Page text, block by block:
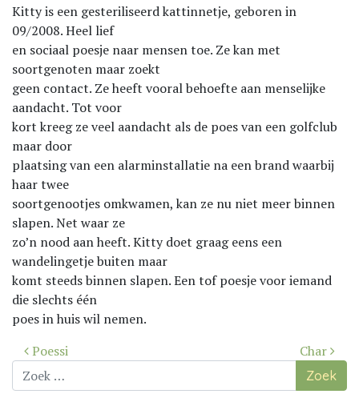
Kitty is een gesteriliseerd kattinnetje, geboren in
09/2008. Heel lief
en sociaal poesje naar mensen toe. Ze kan met
soortgenoten maar zoekt
geen contact. Ze heeft vooral behoefte aan menselijke
aandacht. Tot voor
kort kreeg ze veel aandacht als de poes van een golfclub
maar door
plaatsing van een alarminstallatie na een brand waarbij
haar twee
soortgenootjes omkwamen, kan ze nu niet meer binnen
slapen. Net waar ze
zo’n nood aan heeft. Kitty doet graag eens een
wandelingetje buiten maar
komt steeds binnen slapen. Een tof poesje voor iemand
die slechts één
poes in huis wil nemen.
Bericht
navigatie
Poessi
Char
Zoek
naar: